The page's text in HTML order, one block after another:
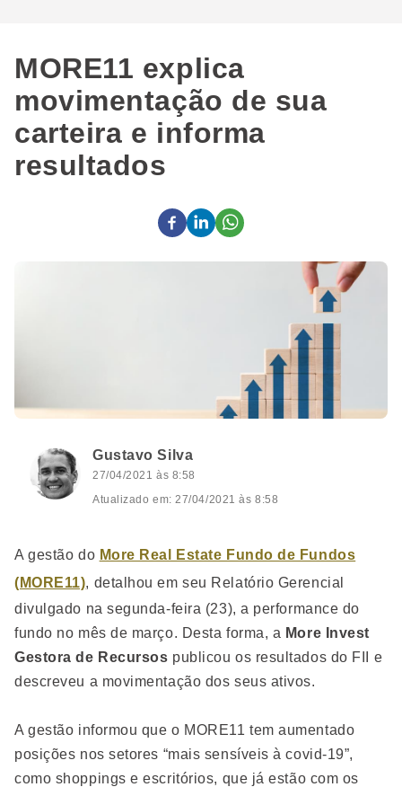
MORE11 explica
movimentação de sua
carteira e informa
resultados
Gustavo Silva
27/04/2021 às 8:58
Atualizado em: 27/04/2021 às 8:58
A gestão do More Real Estate Fundo de Fundos
(MORE11), detalhou em seu Relatório Gerencial
divulgado na segunda-feira (23), a performance do
fundo no mês de março. Desta forma, a More Invest
Gestora de Recursos publicou os resultados do FII e
descreveu a movimentação dos seus ativos.
A gestão informou que o MORE11 tem aumentado
posições nos setores “mais sensíveis à covid-19”,
como shoppings e escritórios, que já estão com os